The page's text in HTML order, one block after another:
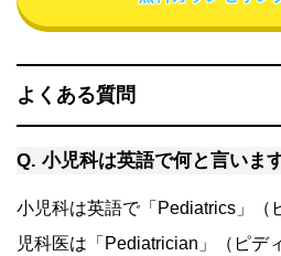
よくある質問
Q. 小児科は英語で何と言いま
小児科は英語で「Pediatrics」（
児科医は「Pediatrician」（ピデ